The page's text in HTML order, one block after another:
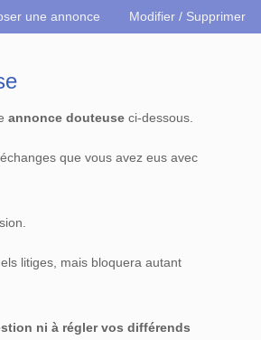
une annonce Modifier / Supprimer
annonce douteuse ci-dessous.
que vous avez eus avec
litiges, mais bloquera autant
ni à régler vos différends